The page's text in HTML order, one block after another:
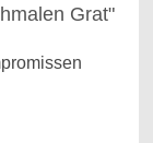
Grat"